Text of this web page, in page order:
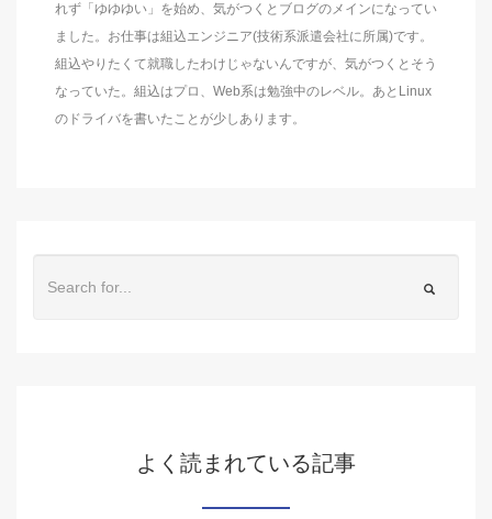
れず「ゆゆゆい」を始め、気がつくとブログのメインになってい
ました。お仕事は組込エンジニア(技術系派遣会社に所属)です。
組込やりたくて就職したわけじゃないんですが、気がつくとそう
なっていた。組込はプロ、Web系は勉強中のレベル。あとLinux
のドライバを書いたことが少しあります。
よく読まれている記事